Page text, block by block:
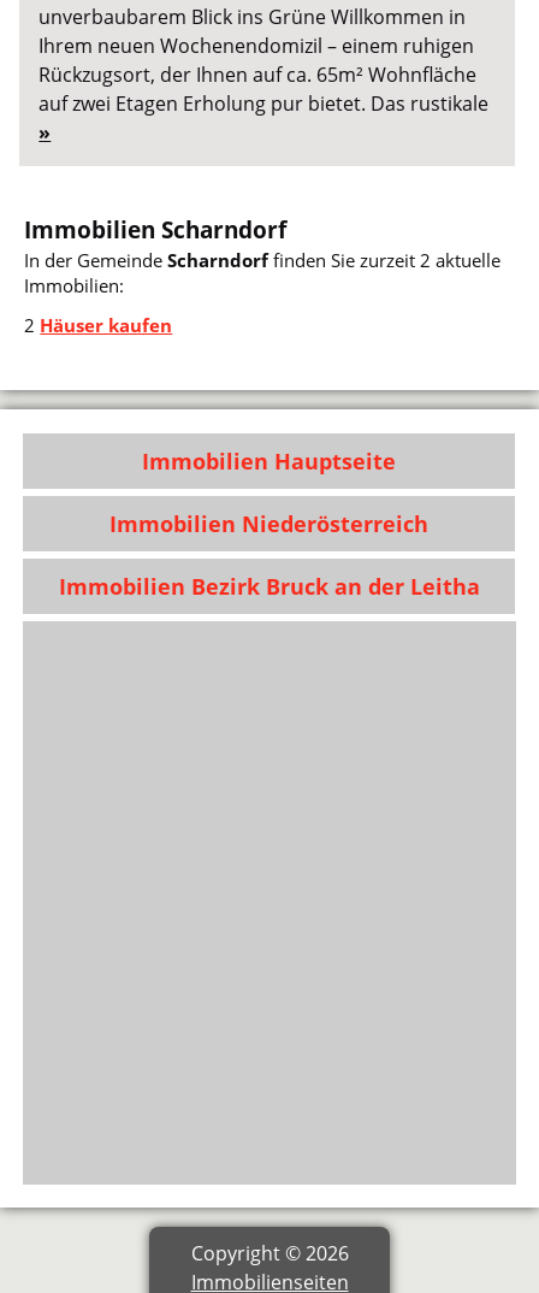
unverbaubarem Blick ins Grüne Willkommen in
Ihrem neuen Wochenendomizil – einem ruhigen
Rückzugsort, der Ihnen auf ca. 65m² Wohnfläche
auf zwei Etagen Erholung pur bietet. Das rustikale
»
Immobilien Scharndorf
In der GemeindeScharndorffinden Sie zurzeit 2 aktuelle
Immobilien:
2 Häuser kaufen
Immobilien Hauptseite
Immobilien Niederösterreich
Immobilien Bezirk Bruck an der Leitha
Copyright © 2026
Immobilienseiten